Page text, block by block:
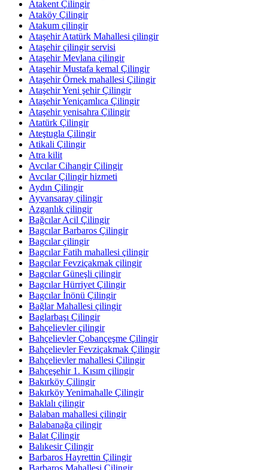
Atakent Çilingir
Ataköy Çilingir
Atakum çilingir
Ataşehir Atatürk Mahallesi çilingir
Ataşehir çilingir servisi
Ataşehir Mevlana çilingir
Ataşehir Mustafa kemal Çilingir
Ataşehir Örnek mahallesi Çilingir
Ataşehir Yeni şehir Çilingir
Ataşehir Yeniçamlıca Çilingir
Ataşehir yenisahra Çilingir
Atatürk Çilingir
Ateştugla Çilingir
Atikali Çilingir
Atra kilit
Avcılar Cihangir Çilingir
Avcılar Çilingir hizmeti
Aydın Çilingir
Ayvansaray çilingir
Azganlık çilingir
Bağcılar Acil Çilingir
Bagcılar Barbaros Çilingir
Bagcılar çilingir
Bagcılar Fatih mahallesi çilingir
Bagcılar Fevziçakmak çilingir
Bagcılar Güneşli çilingir
Bagcılar Hürriyet Çilingir
Bagcılar İnönü Çilingir
Bağlar Mahallesi çilingir
Baglarbaşı Çilingir
Bahçelievler çilingir
Bahçelievler Çobançeşme Çilingir
Bahçelievler Fevziçakmak Çilingir
Bahçelievler mahallesi Çilingir
Bahçeşehir 1. Kısım çilingir
Bakırköy Çilingir
Bakırköy Yenimahalle Çilingir
Baklalı çilingir
Balaban mahallesi çilingir
Balabanağa çilingir
Balat Çilingir
Balıkesir Çilingir
Barbaros Hayrettin Çilingir
Barbaros Mahallesi Çilingir